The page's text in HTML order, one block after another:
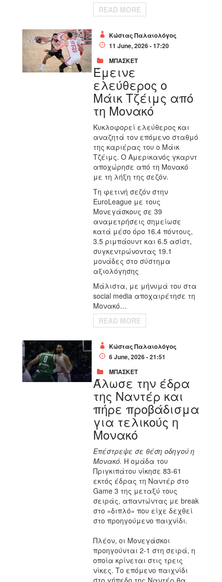
READ MORE
Κώστας Παλαιολόγος
11 June, 2026 - 17:20
ΜΠΑΣΚΕΤ
Έμεινε
ελεύθερος ο
Μάικ Τζέιμς από
τη Μονακό
Κυκλοφορεί ελεύθερος και
αναζητά τον επόμενο σταθμό
της καριέρας του ο Μάικ
Τζέιμς. Ο Αμερικανός γκαρντ
αποχώρησε από τη Μονακό
με τη λήξη της σεζόν.
Τη φετινή σεζόν στην
EuroLeague με τους
Μονεγάσκους σε 39
αναμετρήσεις σημείωσε
κατά μέσο όρο 16.4 πόντους,
3.5 ριμπάουντ και 6.5 ασίστ,
συγκεντρώνοντας 19.1
μονάδες στο σύστημα
αξιολόγησης
Μάλιστα, με μήνυμά του στα
social media αποχαιρέτησε τη
Μονακό…
READ MORE
Κώστας Παλαιολόγος
6 June, 2026 - 21:51
ΜΠΑΣΚΕΤ
Άλωσε την έδρα
της Ναντέρ και
πήρε προβάδισμα
για τελικούς η
Μονακό
Επέστρεψε σε θέση οδηγού η
Μονακό. H oμάδα του
Πριγκιπάτου νίκησε 83-61
εκτός έδρας τη Ναντέρ στο
Game 3 της μεταξύ τους
σειράς, απαντώντας μεbreak
στο «διπλό» που είχε δεχθεί
στο προηγούμενο παιχνίδι.
Πλέον, οι Μονεγάσκοι
προηγούνται 2-1 στη σειρά, η
οποία κρίνεται στις τρεις
νίκες. Το επόμενο παιχνίδι